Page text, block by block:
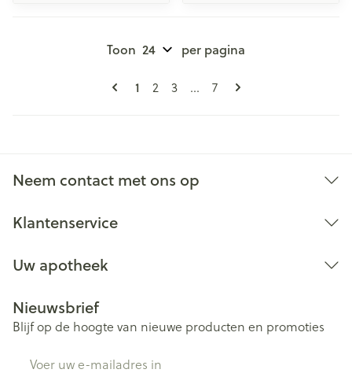
Pagina's
U lees momenteel pagina
1 Pagina
2 Pagina
3 ... Pagina
7
Toon per pagina
Neem contact met ons op
Klantenservice
Uw apotheek
Nieuwsbrief
Blijf op de hoogte van nieuwe producten en promoties